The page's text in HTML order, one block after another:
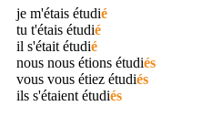
je m'étais étudié
tu t'étais étudié
il s'était étudié
nous nous étions étudiés
vous vous étiez étudiés
ils s'étaient étudiés